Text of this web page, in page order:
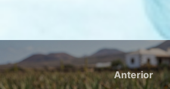
Navegación
de
Anterior
Anterior